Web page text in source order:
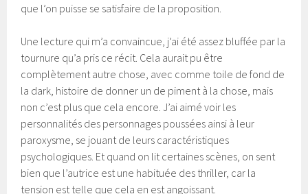
que l’on puisse se satisfaire de la proposition.
Une lecture qui m’a convaincue, j’ai été assez bluffée par la
tournure qu’a pris ce récit. Cela aurait pu être
complètement autre chose, avec comme toile de fond de
la dark, histoire de donner un de piment à la chose, mais
non c’est plus que cela encore. J’ai aimé voir les
personnalités des personnages poussées ainsi à leur
paroxysme, se jouant de leurs caractéristiques
psychologiques. Et quand on lit certaines scènes, on sent
bien que l’autrice est une habituée des thriller, car la
tension est telle que cela en est angoissant.